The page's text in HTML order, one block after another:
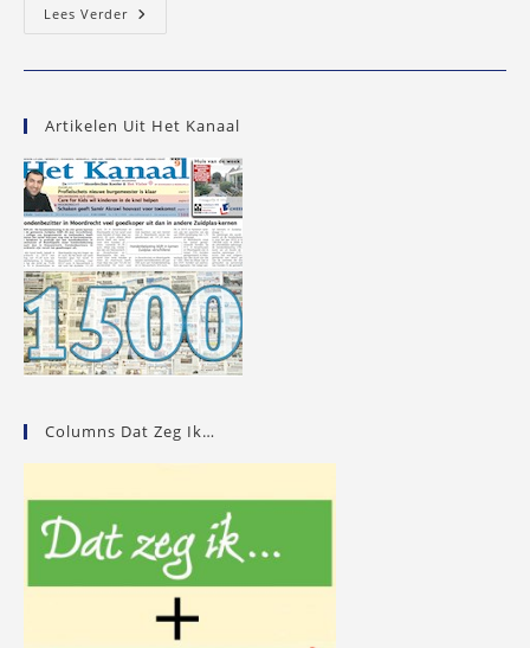
Lees VerderMijn
Omroep
Artikelen Uit Het Kanaal
Columns Dat Zeg Ik…